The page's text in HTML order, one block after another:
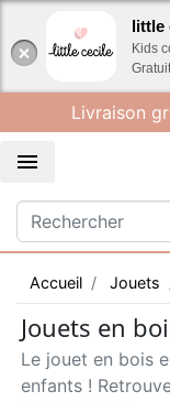
little
Kids
Gratuit
Livraison

Accueil Jouets
Jouets en
Le jouet en bois
enfants !